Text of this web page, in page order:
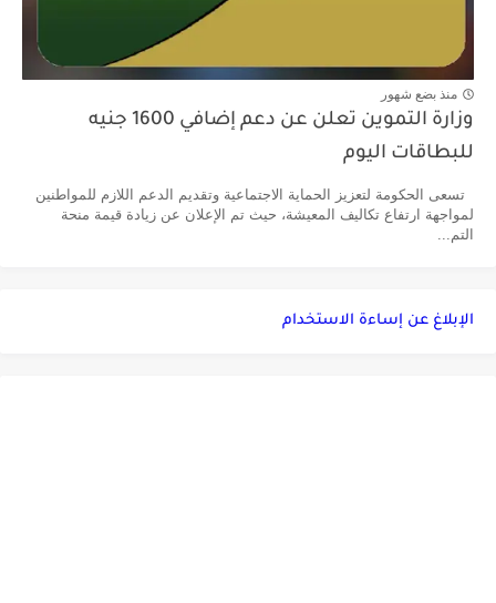
منذ بضع شهور
وزارة التموين تعلن عن دعم إضافي 1600 جنيه
للبطاقات اليوم
تسعى الحكومة لتعزيز الحماية الاجتماعية وتقديم الدعم اللازم للمواطنين
لمواجهة ارتفاع تكاليف المعيشة، حيث تم الإعلان عن زيادة قيمة منحة
التم...
الإبلاغ عن إساءة الاستخدام